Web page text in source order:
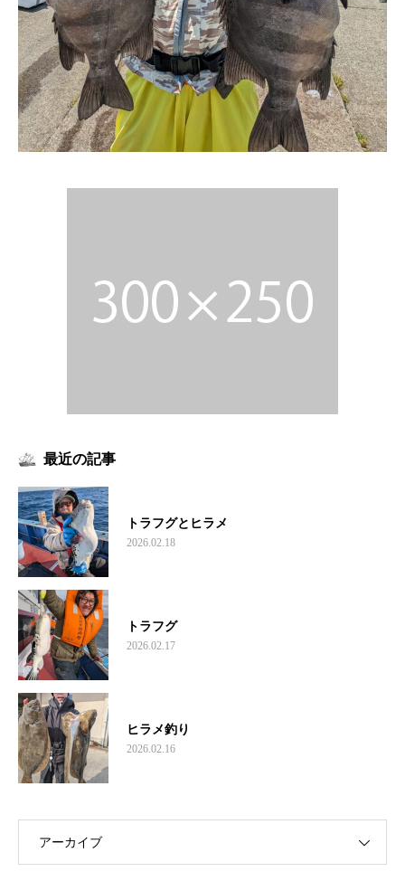
最近の記事
トラフグとヒラメ
2026.02.18
トラフグ
2026.02.17
ヒラメ釣り
2026.02.16
アーカイブ